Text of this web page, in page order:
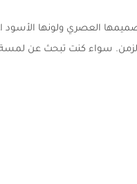
سواء كنت تبحث عن لمسة